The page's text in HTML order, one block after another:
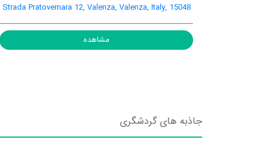
Strada Pratovernara 12, Valenza, Valenza, Italy, 15048
مشاهده
جاذبه های گردشگری